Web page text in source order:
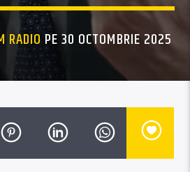
RADIOPE 30 OCTOMBRIE 2025